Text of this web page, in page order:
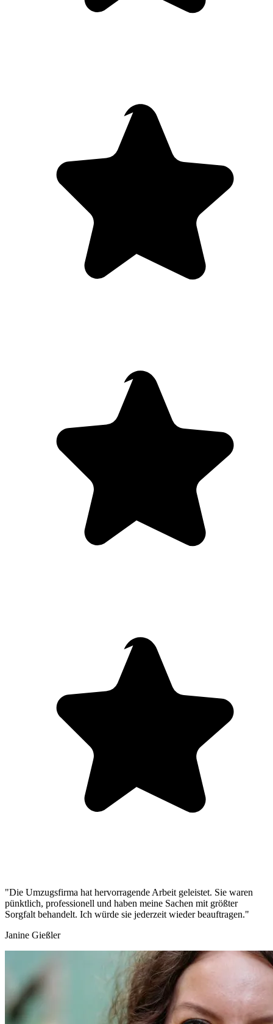
"Die Umzugsfirma hat hervorragende Arbeit geleistet. Sie waren
pünktlich, professionell und haben meine Sachen mit größter
Sorgfalt behandelt. Ich würde sie jederzeit wieder beauftragen."
Janine Gießler